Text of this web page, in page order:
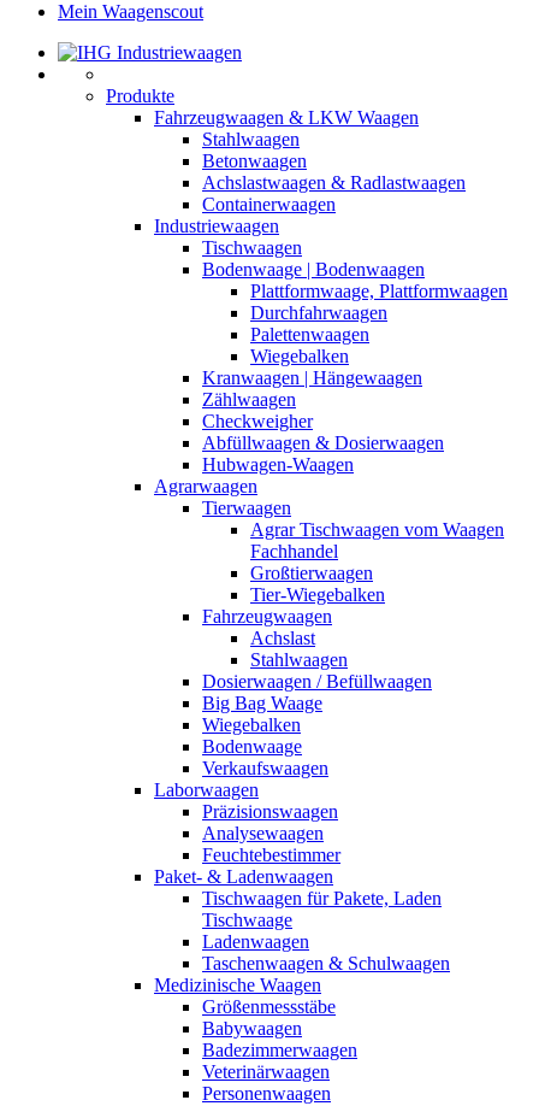
Mein Waagenscout
Produkte
Fahrzeugwaagen & LKW Waagen
Stahlwaagen
Betonwaagen
Achslastwaagen & Radlastwaagen
Containerwaagen
Industriewaagen
Tischwaagen
Bodenwaage | Bodenwaagen
Plattformwaage, Plattformwaagen
Durchfahrwaagen
Palettenwaagen
Wiegebalken
Kranwaagen | Hängewaagen
Zählwaagen
Checkweigher
Abfüllwaagen & Dosierwaagen
Hubwagen-Waagen
Agrarwaagen
Tierwaagen
Agrar Tischwaagen vom Waagen
Fachhandel
Großtierwaagen
Tier-Wiegebalken
Fahrzeugwaagen
Achslast
Stahlwaagen
Dosierwaagen / Befüllwaagen
Big Bag Waage
Wiegebalken
Bodenwaage
Verkaufswaagen
Laborwaagen
Präzisionswaagen
Analysewaagen
Feuchtebestimmer
Paket- & Ladenwaagen
Tischwaagen für Pakete, Laden
Tischwaage
Ladenwaagen
Taschenwaagen & Schulwaagen
Medizinische Waagen
Größenmessstäbe
Babywaagen
Badezimmerwaagen
Veterinärwaagen
Personenwaagen